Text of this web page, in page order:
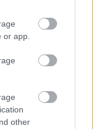
app.
other